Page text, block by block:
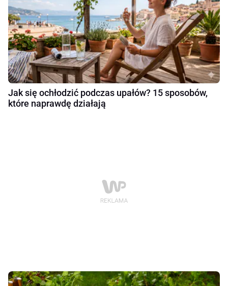
Jak się ochłodzić podczas upałów? 15 sposobów,
które naprawdę działają